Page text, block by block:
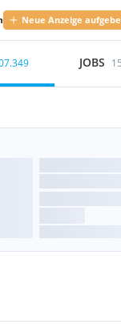
Neue Anzeige
JOBS